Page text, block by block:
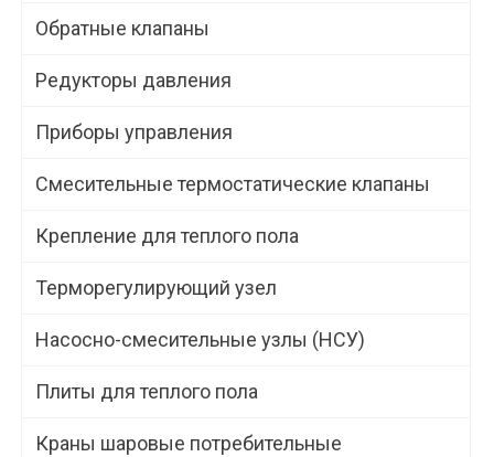
Обратные клапаны
Редукторы давления
Приборы управления
Смесительные термостатические клапаны
Крепление для теплого пола
Терморегулирующий узел
Насосно-смесительные узлы (НСУ)
Плиты для теплого пола
Краны шаровые потребительные